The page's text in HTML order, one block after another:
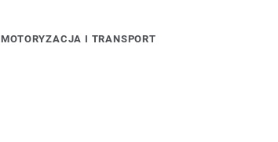
MOTORYZACJA I TRANSPORT